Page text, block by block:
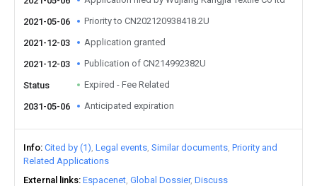
2021-05-06 Priority to CN202120938418.2U
2021-12-03 Application granted
2021-12-03 Publication of CN214992382U
Status Expired - Fee Related
2031-05-06 Anticipated expiration
Info Cited by (1) Legal events Similar documents Priority and
Related Applications
External links Espacenet Global Dossier Discuss